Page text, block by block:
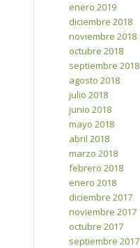
enero 2019
diciembre 2018
noviembre 2018
octubre 2018
septiembre 2018
agosto 2018
julio 2018
junio 2018
mayo 2018
abril 2018
marzo 2018
febrero 2018
enero 2018
diciembre 2017
noviembre 2017
octubre 2017
septiembre 2017